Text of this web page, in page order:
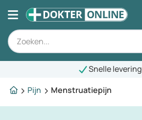
Snelle levering
Pijn
Menstruatiepijn